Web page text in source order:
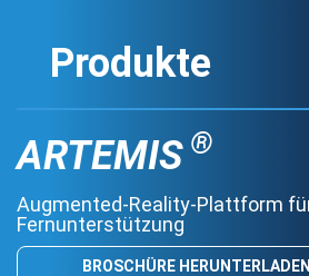
Produkte
ARTEMIS®
Augmented-Reality-Plattform
Fernunterstützung
BROSCHÜRE HERUNTERLADEN